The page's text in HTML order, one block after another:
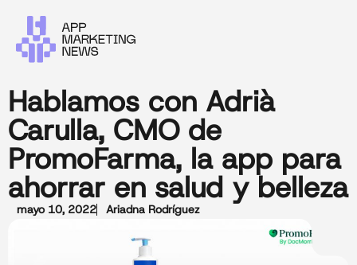
Hablamos con Adrià
Carulla, CMO de
PromoFarma, la app para
ahorrar en salud y belleza
mayo 10, 2022 Ariadna Rodríguez